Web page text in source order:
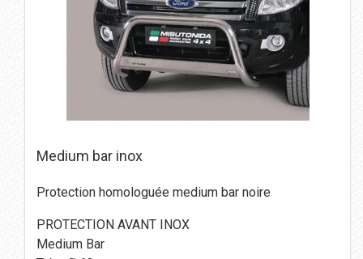
Medium bar inox
Protection homologuée medium bar noire
PROTECTION AVANT INOX
Medium Bar